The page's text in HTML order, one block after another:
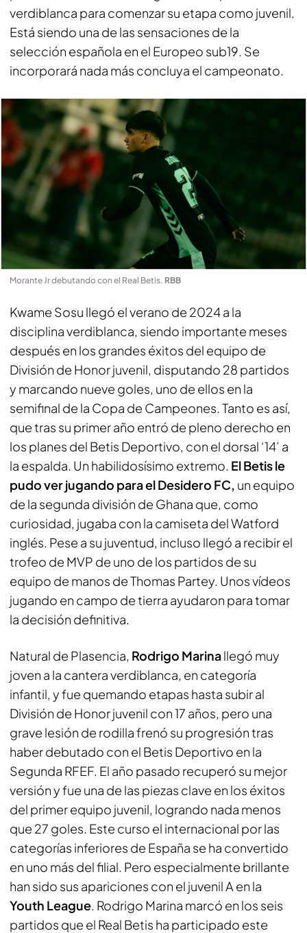
verdiblanca para comenzar su etapa como juvenil.
Está siendo una de las sensaciones de la
selección española en el Europeo sub19. Se
incorporará nada más concluya el campeonato.
Morante Jr debutando con el Real Betis. RBB
Kwame Sosu llegó el verano de 2024 a la
disciplina verdiblanca, siendo importante meses
después en los grandes éxitos del equipo de
División de Honor juvenil, disputando 28 partidos
y marcando nueve goles, uno de ellos en la
semifinal de la Copa de Campeones. Tanto es así,
que tras su primer año entró de pleno derecho en
los planes del Betis Deportivo, con el dorsal ‘14’ a
la espalda. Un habilidosísimo extremo. El Betis le
pudo ver jugando para el Desidero FC, un equipo
de la segunda división de Ghana que, como
curiosidad, jugaba con la camiseta del Watford
inglés. Pese a su juventud, incluso llegó a recibir el
trofeo de MVP de uno de los partidos de su
equipo de manos de Thomas Partey. Unos vídeos
jugando en campo de tierra ayudaron para tomar
la decisión definitiva.
Natural de Plasencia, Rodrigo Marinallegó muy
joven a la cantera verdiblanca, en categoría
infantil, y fue quemando etapas hasta subir al
División de Honor juvenil con 17 años, pero una
grave lesión de rodilla frenó su progresión tras
haber debutado con el Betis Deportivo en la
Segunda RFEF. El año pasado recuperó su mejor
versión y fue una de las piezas clave en los éxitos
del primer equipo juvenil, logrando nada menos
que 27 goles. Este curso el internacional por las
categorías inferiores de España se ha convertido
en uno más del filial. Pero especialmente brillante
han sido sus apariciones con el juvenil A en la
Youth League. Rodrigo Marina marcó en los seis
partidos que el Real Betis ha participado este